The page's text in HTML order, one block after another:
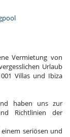
Vermietung von
Urlaub
Villas und Ibiza
haben uns zur
Richtlinien der
seriösen und